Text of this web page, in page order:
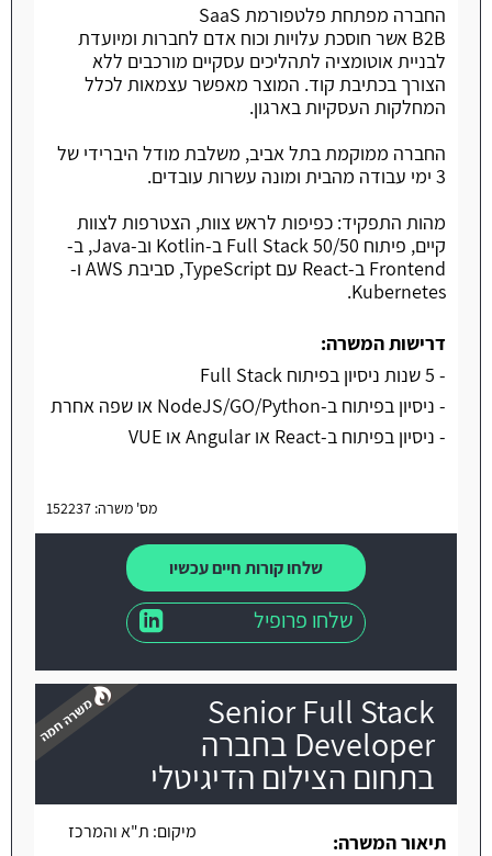
החברה מפתחת פלטפורמת SaaS
B2B אשר חוסכת עלויות וכוח אדם לחברות ומיועדת
לבניית אוטומציה לתהליכים עסקיים מורכבים ללא
הצורך בכתיבת קוד. המוצר מאפשר עצמאות לכלל
המחלקות העסקיות בארגון.
החברה ממוקמת בתל אביב, משלבת מודל היברידי של
3 ימי עבודה מהבית ומונה עשרות עובדים.
מהות התפקיד: כפיפות לראש צוות, הצטרפות לצוות
קיים, פיתוח Full Stack 50/50 ב-Kotlin וב-Java, ב-
Frontend ב-React עם TypeScript, סביבת AWS ו-
Kubernetes.
דרישות המשרה:
- 5 שנות ניסיון בפיתוח Full Stack
- ניסיון בפיתוח ב-NodeJS/GO/Python או שפה אחרת
- ניסיון בפיתוח ב-React או Angular או VUE
מס' משרה: 152237
שלחו קורות חיים עכשיו
שלחו פרופיל
Senior Full Stack
Developer בחברה
בתחום הצילום הדיגיטלי
משרה חמה
מיקום: ת"א והמרכז
תיאור המשרה: